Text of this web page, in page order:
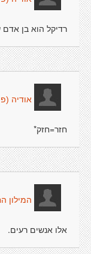
רדיקל הוא בן אדם
אודיה
חזר=חזק*
המילון
אלו אנשים רעים.